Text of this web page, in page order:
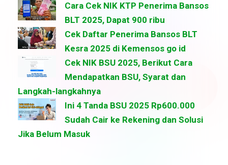
Cara Cek NIK KTP Penerima Bansos
BLT 2025, Dapat 900 ribu
Cek Daftar Penerima Bansos BLT
Kesra 2025 di Kemensos go id
Cek NIK BSU 2025, Berikut Cara
Mendapatkan BSU, Syarat dan
Langkah-langkahnya
Ini 4 Tanda BSU 2025 Rp600.000
Sudah Cair ke Rekening dan Solusi
Jika Belum Masuk